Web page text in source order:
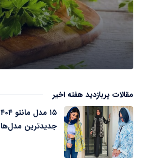
مقالات پربازدید هفته اخیر
جدیدترین مدل‌ها